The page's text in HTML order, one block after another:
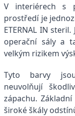
V interiérech s
prostředí je
ETERNAL IN
operační sály a
velkým rizikem
Tyto barvy
neuvolňují
zápachu.
široké škály